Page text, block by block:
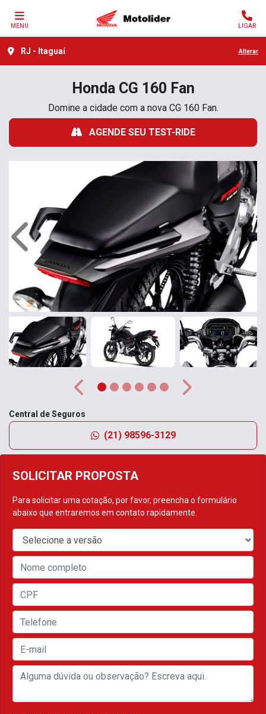
MENU LIGAR
RJ - Itaguaí Alterar
HondaCG 160 Fan
Domine a cidade com a nova CG 160 Fan.
AGENDE SEU TEST-RIDE
SOLICITAR PROPOSTA
Para solicitar uma cotação, por favor, preencha o formulário
abaixo que entraremos em contato rapidamente.
Anterior
Anterior Próximo
Central de Seguros
(21) 98596-3129